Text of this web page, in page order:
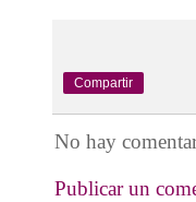
Compartir
No hay
Publicar un